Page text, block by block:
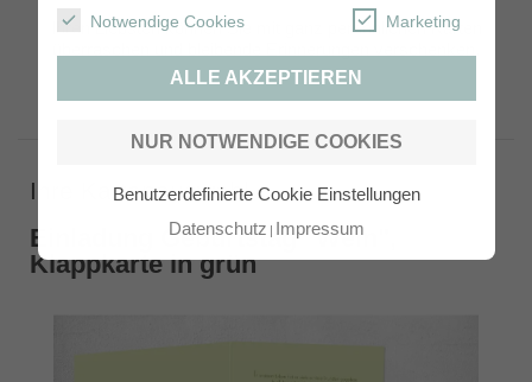
Notwendige Cookies Marketing
ALLE AKZEPTIEREN
NUR NOTWENDIGE COOKIES
Benutzerdefinierte Cookie Einstellungen
Datenschutz Impressum
Ihren Liebsten können Sie mit ganz persönlichen Karten
Ihre Kartenauswahl
Einladung Geburtstag "Wein",
Klappkarte in grün